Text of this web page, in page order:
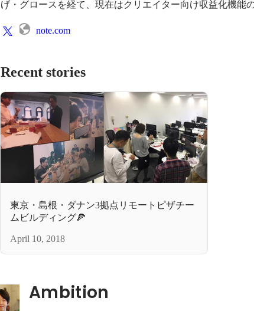
げ・グロースを経て、現在はクリエイター向け収益化機能
note.com
Recent stories
東京・島根・ダナン3拠点リモートピザチー
ムビルディング🍕
April 10, 2018
Ambition